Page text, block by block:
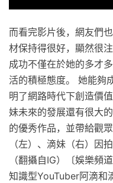
而看完影片後，網友們
材保持得很好，顯然很
成功不僅在於她的多才
活的積極態度。 她能夠
明了網路時代下創造價
妹未來的發展還有很大
的優秀作品，並帶給觀
（左）、滴妹（右）因
（翻攝自IG）〔娛樂頻
知識型YouTuber阿滴和